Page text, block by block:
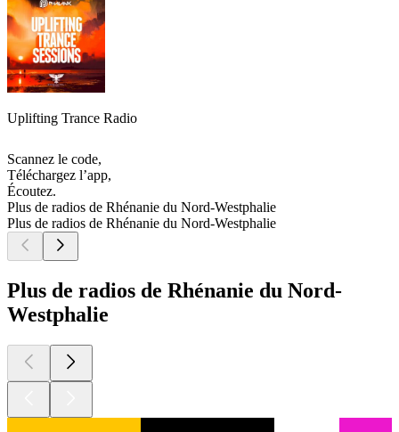
Uplifting Trance Radio
Scannez le code,
Téléchargez l’app,
Écoutez.
Plus de radios de Rhénanie du Nord-Westphalie
Plus de radios de Rhénanie du Nord-Westphalie
Plus de radios de Rhénanie du Nord-
Westphalie